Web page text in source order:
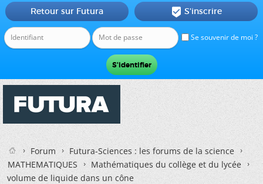
Se souvenir de moi ?
Retour sur Futura  S'inscrire
Forum
Futura-Sciences : les forums de la science
MATHEMATIQUES
Mathématiques du collège et du lycée
volume de liquide dans un cône